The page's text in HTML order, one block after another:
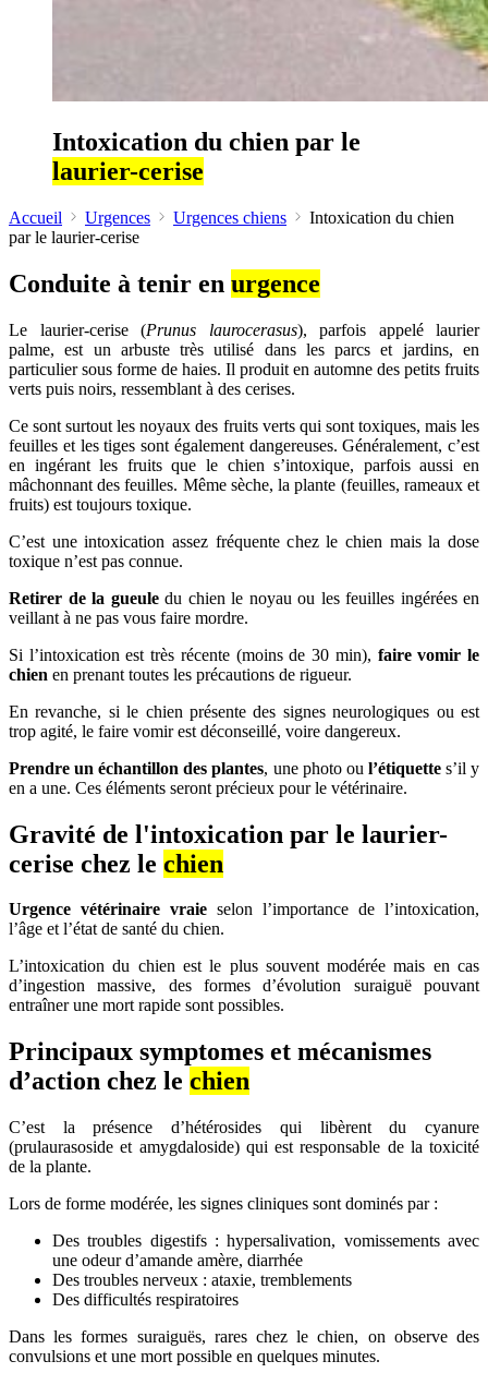
Intoxication du chien par le
laurier-cerise
Accueil Urgences Urgences chiens
Intoxication du chien
par le laurier-cerise
Conduite à tenir en urgence
Le laurier-cerise (Prunus laurocerasus), parfois appelé laurier
palme, est un arbuste très utilisé dans les parcs et jardins, en
particulier sous forme de haies. Il produit en automne des petits fruits
verts puis noirs, ressemblant à des cerises.
Ce sont surtout les noyaux des fruits verts qui sont toxiques, mais les
feuilles et les tiges sont également dangereuses. Généralement, c’est
en ingérant les fruits que le chien s’intoxique, parfois aussi en
mâchonnant des feuilles. Même sèche, la plante (feuilles, rameaux et
fruits) est toujours toxique.
C’est une intoxication assez fréquente chez le chien mais la dose
toxique n’est pas connue.
Retirer de la gueuledu chien le noyau ou les feuilles ingérées en
veillant à ne pas vous faire mordre.
Si l’intoxication est très récente (moins de 30 min), faire vomir le
chien en prenant toutes les précautions de rigueur.
En revanche, si le chien présente des signes neurologiques ou est
trop agité, le faire vomir est déconseillé, voire dangereux.
Prendre un échantillon des plantes, une photo ou l’étiquettes’il y
en a une. Ces éléments seront précieux pour le vétérinaire.
Gravité de l'intoxication par le laurier-
cerise chez le chien
Urgence vétérinaire vraie selon l’importance de l’intoxication,
l’âge et l’état de santé du chien.
L’intoxication du chien est le plus souvent modérée mais en cas
d’ingestion massive, des formes d’évolution suraiguë pouvant
entraîner une mort rapide sont possibles.
Principaux symptomes et mécanismes
d’action chez le chien
C’est la présence d’hétérosides qui libèrent du cyanure
(prulaurasoside et amygdaloside) qui est responsable de la toxicité
de la plante.
Lors de forme modérée, les signes cliniques sont dominés par :
Des troubles digestifs : hypersalivation, vomissements avec
une odeur d’amande amère, diarrhée
Des troubles nerveux : ataxie, tremblements
Des difficultés respiratoires
Dans les formes suraiguës, rares chez le chien, on observe des
convulsions et une mort possible en quelques minutes.